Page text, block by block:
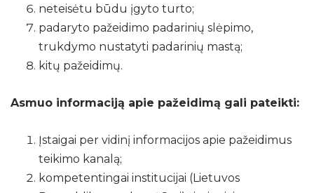
neteisėtu būdu įgyto turto;
padaryto pažeidimo padarinių slėpimo,
trukdymo nustatyti padarinių mastą;
kitų pažeidimų.
Asmuo informaciją apie pažeidimą gali pateikti:
Įstaigai per vidinį informacijos apie pažeidimus
teikimo kanalą;
kompetentingai institucijai (Lietuvos